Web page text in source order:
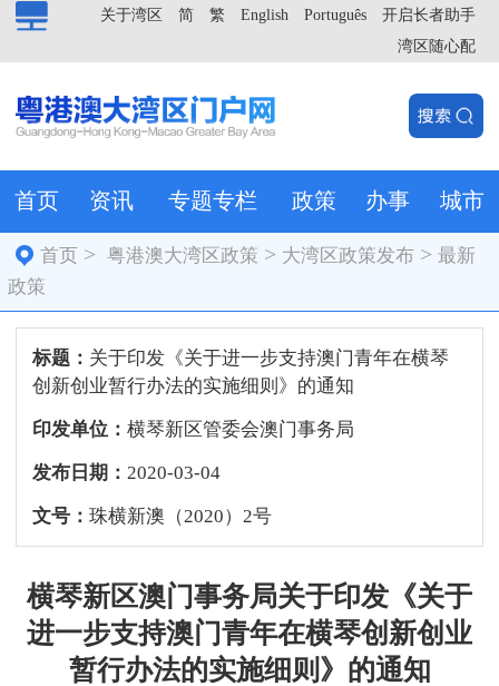
开启长者助手
Português
English
繁
简
关于湾区
湾区随心配
首页 资讯 专题专栏 政策 办事 城市
首页 >粤港澳大湾区政策 > 大湾区政策发布 >最新
政策
标题： 关于印发《关于进一步支持澳门青年在横琴
创新创业暂行办法的实施细则》的通知
印发单位： 横琴新区管委会澳门事务局
发布日期： 2020-03-04
文号： 珠横新澳（2020）2号
横琴新区澳门事务局关于印发《关于
进一步支持澳门青年在横琴创新创业
暂行办法的实施细则》的通知